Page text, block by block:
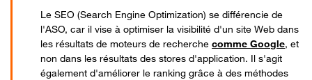
Le SEO (Search Engine Optimization) se différencie de
l'ASO, car il vise à optimiser la visibilité d'un site Web dans
les résultats de moteurs de recherchecomme Google, et
non dans les résultats des stores d'application. Il s'agit
également d'améliorer le ranking grâce à des méthodes